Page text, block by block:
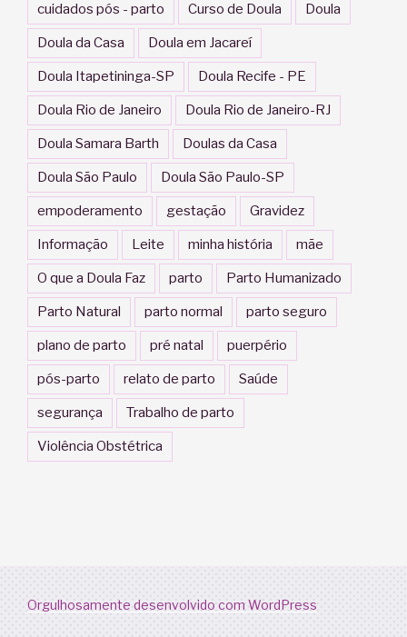
cuidados pós - parto Curso de Doula Doula
Doula da Casa Doula em Jacareí
Doula Itapetininga-SP Doula Recife - PE
Doula Rio de Janeiro Doula Rio de Janeiro-RJ
Doula Samara Barth Doulas da Casa
Doula São Paulo Doula São Paulo-SP
empoderamento gestação Gravidez
Informação Leite minha história mãe
O que a Doula Faz parto Parto Humanizado
Parto Natural parto normal parto seguro
plano de parto pré natal puerpério
pós-parto relato de parto Saúde
segurança Trabalho de parto
Violência Obstétrica
Orgulhosamente desenvolvido com WordPress